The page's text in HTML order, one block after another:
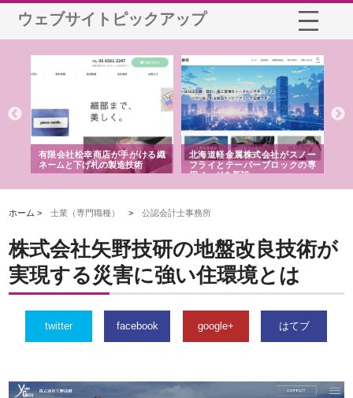
ウェブサイトピックアップ
手がける織
北海道軽金属株式会社がスノー
フライとテーパーブロックの専
用ページを新設
株式会社耕文社が品川で実現
る販促物製作から配送までワ
ストップ対応
ホーム >士業（専門職種） >公認会計士事務所
株式会社矢野技研の地盤改良技術が
実現する災害に強い住環境とは
twitter facebook google+ はてブ